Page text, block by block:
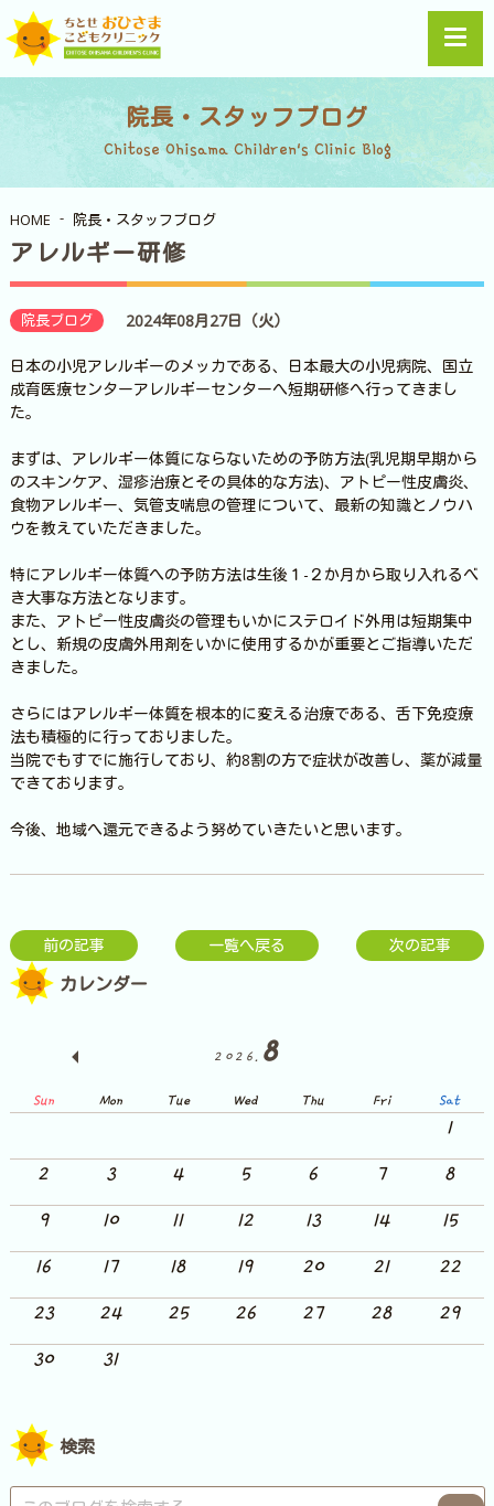
院長・スタッフブログ
Chitose Ohisama Children's Clinic Blog
HOME 院長・スタッフブログ
アレルギー研修
院長ブログ 2024年08月27日（火）
日本の小児アレルギーのメッカである、日本最大の小児病院、国立
成育医療センターアレルギーセンターへ短期研修へ行ってきまし
た。
まずは、アレルギー体質にならないための予防方法(乳児期早期から
のスキンケア、湿疹治療とその具体的な方法)、アトピー性皮膚炎、
食物アレルギー、気管支喘息の管理について、最新の知識とノウハ
ウを教えていただきました。
特にアレルギー体質への予防方法は生後１-２か月から取り入れるべ
き大事な方法となります。
また、アトピー性皮膚炎の管理もいかにステロイド外用は短期集中
とし、新規の皮膚外用剤をいかに使用するかが重要とご指導いただ
きました。
さらにはアレルギー体質を根本的に変える治療である、舌下免疫療
法も積極的に行っておりました。
当院でもすでに施行しており、約8割の方で症状が改善し、薬が減量
できております。
今後、地域へ還元できるよう努めていきたいと思います。
前の記事 一覧へ戻る 次の記事
カレンダー
2026. 8
Sun Mon Tue Wed Thu Fri Sat
1
2
3 4 5 6 7
8
9
10 11 12 13 14
15
16
17 18 19 20 21
22
23
24 25 26 27 28
29
30
31
検索